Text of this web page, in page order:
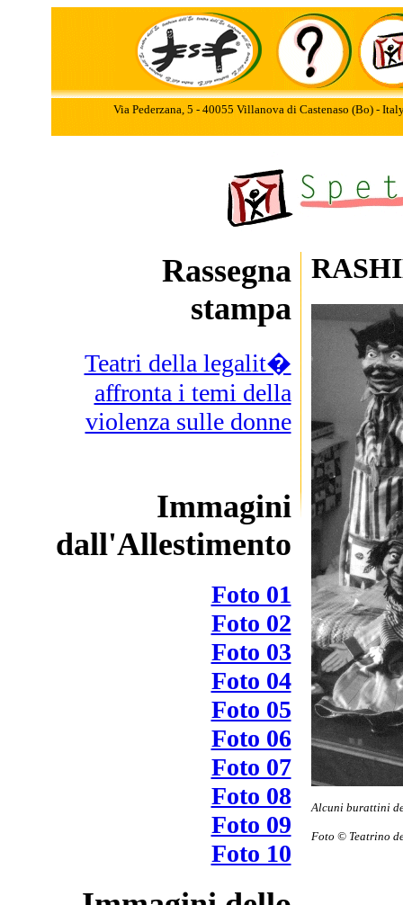
Via Pederzana, 5 - 40055 Villanova di Castenaso (Bo) -
Rassegna
stampa
Teatri della legalit�
affronta i temi della
violenza sulle donne
Immagini
dall'Allestimento
Foto 01
Foto 02
Foto 03
Foto 04
Foto 05
Foto 06
Foto 07
Foto 08
Foto 09
Foto 10
Alcuni burattini
Foto © Teatrino